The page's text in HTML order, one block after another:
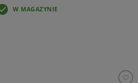
W MAGAZYNIE